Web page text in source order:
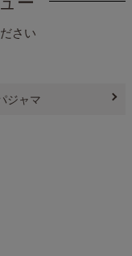
さい
ジャマ